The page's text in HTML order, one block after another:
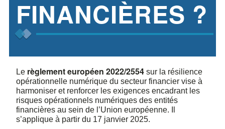
FINANCIÈRES ?
Le règlement européen 2022/2554 sur la résilience
opérationnelle numérique du secteur financier vise à
harmoniser et renforcer les exigences encadrant les
risques opérationnels numériques des entités
financières au sein de l’Union européenne. Il
s’applique à partir du 17 janvier 2025.